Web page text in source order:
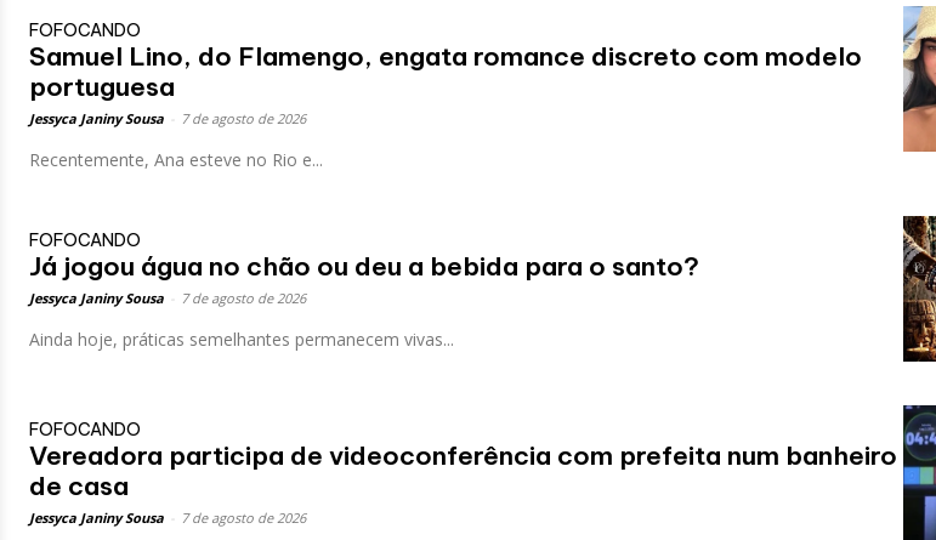
FOFOCANDO
Samuel Lino, do Flamengo, engata romance discreto com modelo
portuguesa
Jessyca Janiny Sousa 7 de agosto de 2026
Recentemente, Ana esteve no Rio e...
FOFOCANDO
Já jogou água no chão ou deu a bebida para o santo?
Jessyca Janiny Sousa 7 de agosto de 2026
Ainda hoje, práticas semelhantes permanecem vivas...
FOFOCANDO
Vereadora participa de videoconferência com prefeita num banheiro
de casa
Jessyca Janiny Sousa 7 de agosto de 2026